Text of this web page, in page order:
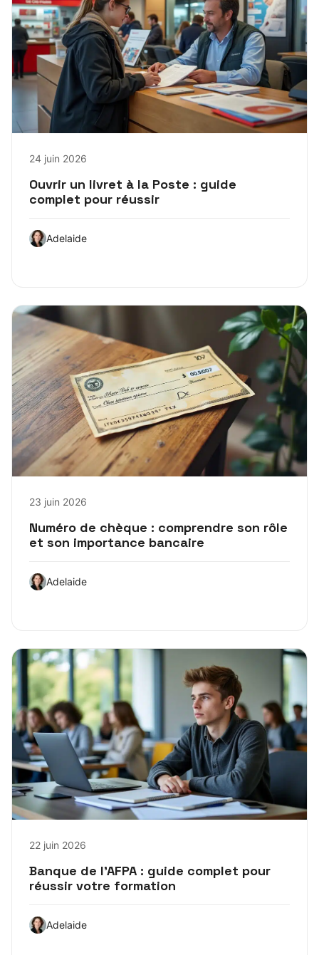
24 juin 2026
Ouvrir un livret à la Poste : guide
complet pour réussir
Adelaide
23 juin 2026
Numéro de chèque : comprendre son rôle
et son importance bancaire
Adelaide
22 juin 2026
Banque de l’AFPA : guide complet pour
réussir votre formation
Adelaide